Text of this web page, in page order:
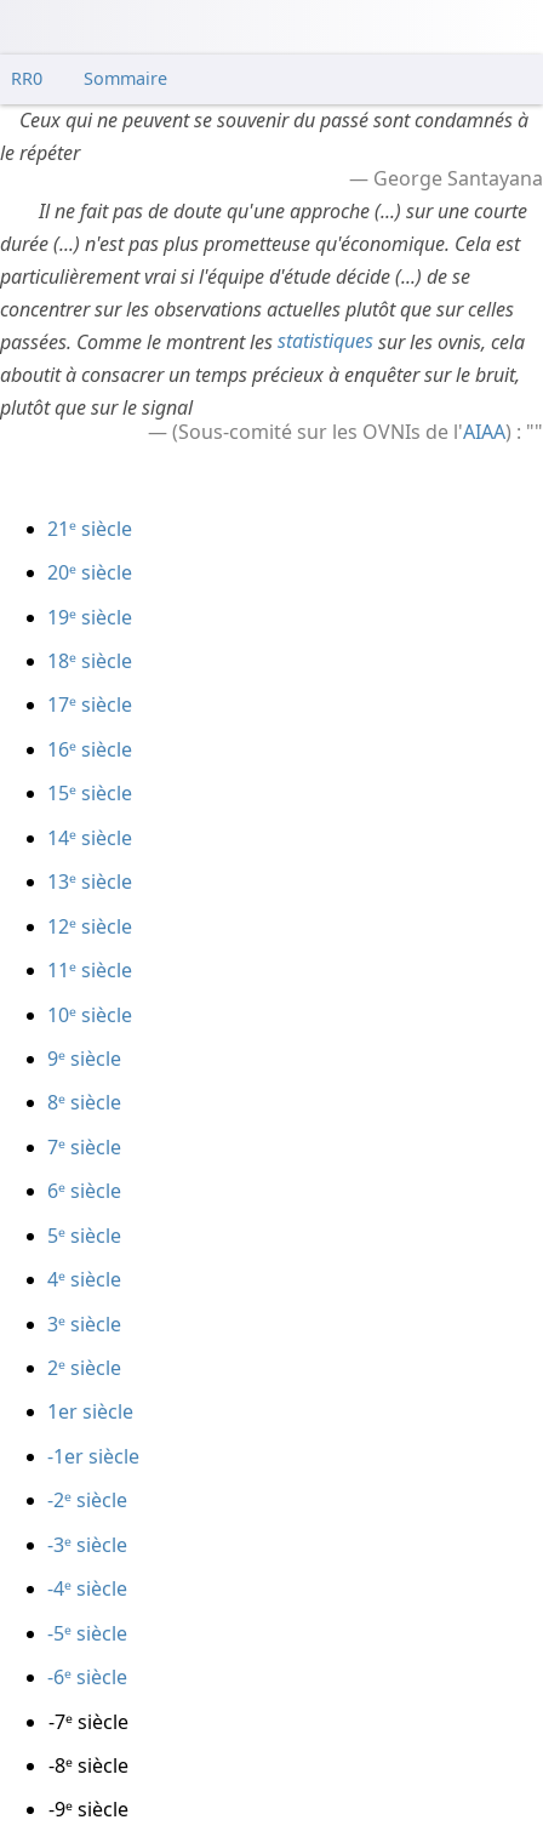
RR0 Sommaire
Ceux qui ne peuvent se souvenir du passé sont condamnés à
le répéter
George Santayana
Il ne fait pas de doute qu'une approche (...) sur une courte
durée (...) n'est pas plus prometteuse qu'économique. Cela est
particulièrement vrai si l'équipe d'étude décide (...) de se
concentrer sur les observations actuelles plutôt que sur celles
passées. Comme le montrent lesstatistiquessur les ovnis, cela
aboutit à consacrer un temps précieux à enquêter sur le bruit,
plutôt que sur le signal
(Sous-comité sur les OVNIs de l'AIAA) : ""
21ᵉ siècle
20ᵉ siècle
19ᵉ siècle
18ᵉ siècle
17ᵉ siècle
16ᵉ siècle
15ᵉ siècle
14ᵉ siècle
13ᵉ siècle
12ᵉ siècle
11ᵉ siècle
10ᵉ siècle
9ᵉ siècle
8ᵉ siècle
7ᵉ siècle
6ᵉ siècle
5ᵉ siècle
4ᵉ siècle
3ᵉ siècle
2ᵉ siècle
1er siècle
-1er siècle
-2ᵉ siècle
-3ᵉ siècle
-4ᵉ siècle
-5ᵉ siècle
-6ᵉ siècle
-7ᵉ siècle
-8ᵉ siècle
-9ᵉ siècle